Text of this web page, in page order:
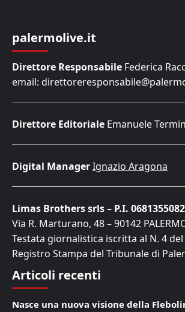
palermolive.it
Direttore Responsabile Federica
email:
Direttore Editoriale Emanuele
Digital ManagerIgnazio Aragona
Limas Brothers srls – P.I.
Via R. Marturano, 48 – 90142
Testata giornalistica iscritta al N. 4 del
Registro Stampa del Tribunale di
Articoli recenti
Nasce una nuova visione della